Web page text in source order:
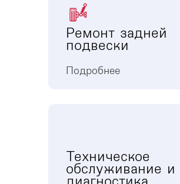
Ремонт задней
подвески
Подробнее
Техническое
обслуживание и